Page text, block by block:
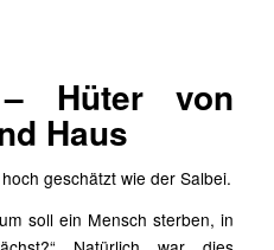
Hüter von
Haus
geschätzt wie der Salbei.
soll ein Mensch sterben, in